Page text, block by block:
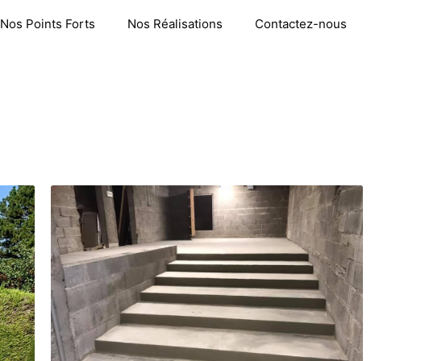
Nos Points Forts Nos Réalisations Contactez-nous